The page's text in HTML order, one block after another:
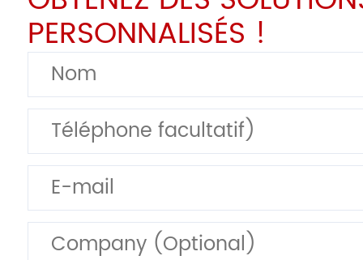
PERSONNALISÉS !